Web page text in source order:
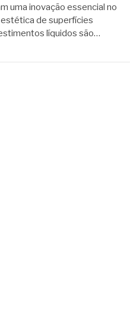
uma inovação essencial no
de superfícies
líquidos são…